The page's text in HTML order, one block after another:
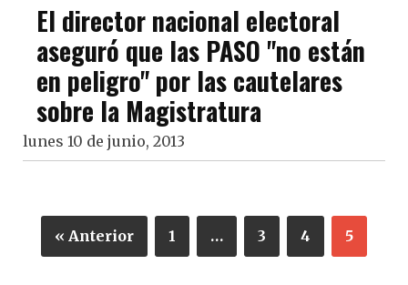
El director nacional electoral
aseguró que las PASO "no están
en peligro" por las cautelares
sobre la Magistratura
lunes 10 de junio, 2013
« Anterior 1 … 3 4 5